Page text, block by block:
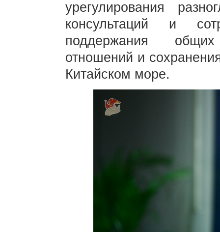
урегулирования
консультаций и
поддержания
отношений и
Китайском море.